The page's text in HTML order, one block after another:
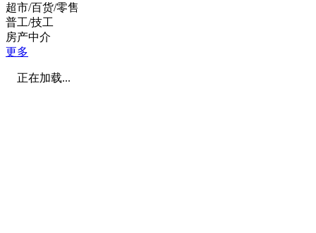
超市/百货/零售
普工/技工
房产中介
更多
正在加载...